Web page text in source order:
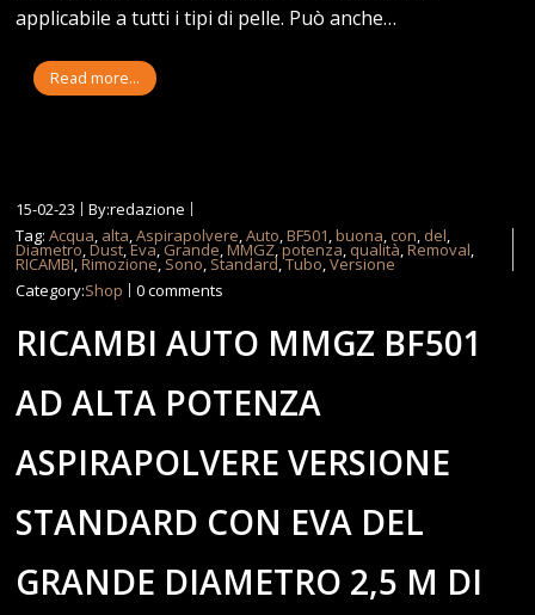
applicabile a tutti i tipi di pelle. Può anche…
Read more...
15-02-23
By:redazione
Tag:Acqua, alta,Aspirapolvere,Auto,BF501,buona, con, del,
Diametro,Dust,Eva, Grande,MMGZ,potenza, qualità,Removal,
RICAMBI,Rimozione, Sono, Standard,Tubo,Versione
Category:Shop 0 comments
RICAMBI AUTO MMGZ BF501
AD ALTA POTENZA
ASPIRAPOLVERE VERSIONE
STANDARD CON EVA DEL
GRANDE DIAMETRO 2,5 M DI